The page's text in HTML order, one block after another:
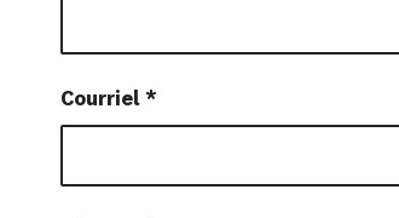
Courriel *